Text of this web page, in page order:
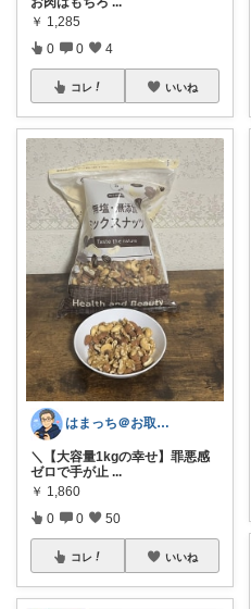
￥ 1,285
0 0 4
コレ いいね
はまっち＠お取り寄せ・便利グッズ・ゲーム
＼【大容量1kgの幸せ】罪悪感
ゼロで手が止 ...
￥ 1,860
0 0 50
コレ いいね